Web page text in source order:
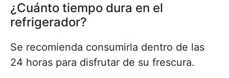
¿Cuánto tiempo dura en el
refrigerador?
Se recomienda consumirla dentro de las
24 horas para disfrutar de su frescura.